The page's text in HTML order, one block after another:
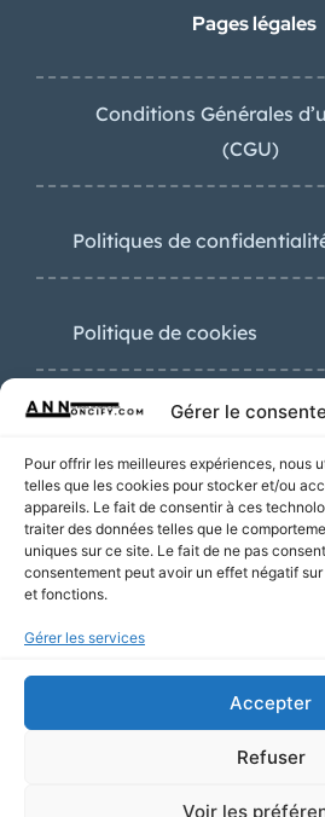
Gérer le
Pour offrir les meilleures expériences, nous
telles que les cookies pour stocker et/ou
appareils. Le fait de consentir à ces
traiter des données telles que le
uniques sur ce site. Le fait de ne pas
consentement peut avoir un effet négatif
et fonctions.
Gérer les services
Accepter
Refuser
Voir les
Pages légales
Conditions Générales
(CGU)
Politiques de
Politique de cookies
Nouvelles
Plombier Lyon
Électricien
120€